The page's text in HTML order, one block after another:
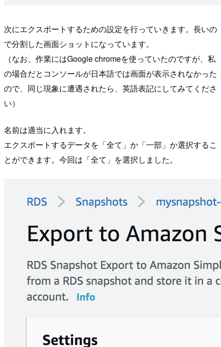
次にエクスポートするための設定を行っていきます。長いの
で分割した画面ショットになっています。
（なお、作業にはGoogle chromeを使っていたのですが、私
の場合だとコンソールが日本語では画面が表示されなかった
ので、同じ現象に遭遇されたら、英語表記にしてみてくださ
い）
名前は適当に入れます。
エクスポートするデータを「全て」か「一部」か選択するこ
とができます。今回は「全て」を選択しました。